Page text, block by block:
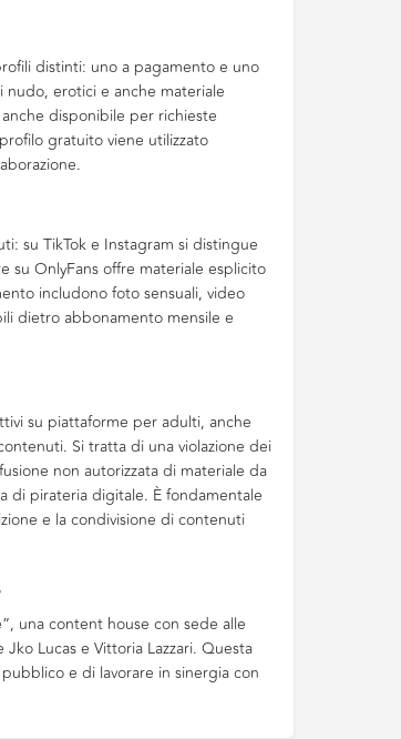
distinti: uno a pagamento e uno
erotici e anche materiale
disponibile per richieste
gratuito viene utilizzato
su TikTok e Instagram si distingue
su OnlyFans offre materiale esplicito
includono foto sensuali, video
dietro abbonamento mensile e
su piattaforme per adulti, anche
Si tratta di una violazione dei
non autorizzata di materiale da
di pirateria digitale. È fondamentale
e la condivisione di contenuti
una content house con sede alle
Lucas e Vittoria Lazzari. Questa
e di lavorare in sinergia con